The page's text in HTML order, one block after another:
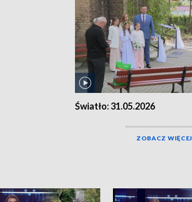
Światło: 31.05.2026
ZOBACZ WIĘCEJ